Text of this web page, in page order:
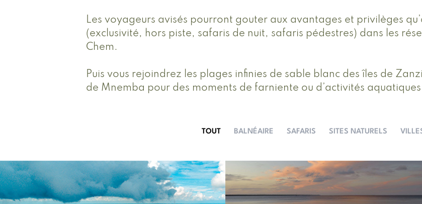
Les voyageurs avisés pourront gouter aux avantages et privilèges
(exclusivité, hors piste, safaris de nuit, safaris pédestres) dans les
Chem.
Puis vous rejoindrez les plages infinies de sable blanc des îles de
de Mnemba pour des moments de farniente ou d’activités
TOUT BALNÉAIRE SAFARIS SITES NATURELS